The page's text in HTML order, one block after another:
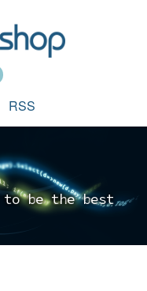
RSS
to be the best_